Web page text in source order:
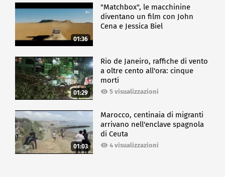
01:36
"Matchbox", le macchinine
diventano un film con John
Cena e Jessica Biel
01:29
Rio de Janeiro, raffiche di vento
a oltre cento all'ora: cinque
morti
5 visualizzazioni
01:03
Marocco, centinaia di migranti
arrivano nell'enclave spagnola
di Ceuta
4 visualizzazioni